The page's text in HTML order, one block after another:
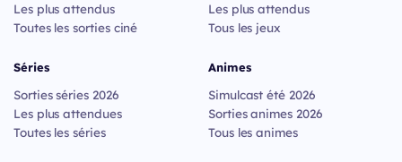
Les plus attendus
Toutes les sorties ciné
Séries
Sorties séries 2026
Les plus attendues
Toutes les séries
Les plus attendus
Tous les jeux
Animes
Simulcast été 2026
Sorties animes 2026
Tous les animes